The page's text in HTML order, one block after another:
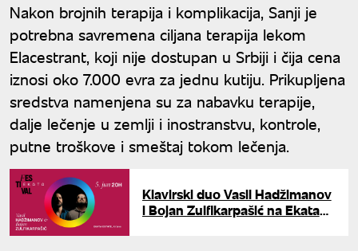
Nakon brojnih terapija i komplikacija, Sanji je
potrebna savremena ciljana terapija lekom
Elacestrant, koji nije dostupan u Srbiji i čija cena
iznosi oko 7.000 evra za jednu kutiju. Prikupljena
sredstva namenjena su za nabavku terapije,
dalje lečenje u zemlji i inostranstvu, kontrole,
putne troškove i smeštaj tokom lečenja.
Klavirski duo Vasil Hadžimanov
i Bojan Zulfikarpašić na Ekata